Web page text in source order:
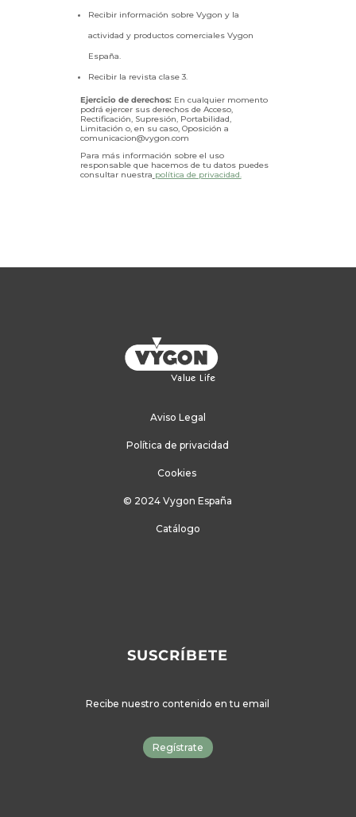
Recibir información sobre Vygon y la
actividad y productos comerciales Vygon
España.
Recibir la revista clase 3.
Ejercicio de derechos:En cualquier momento
podrá ejercer sus derechos de Acceso,
Rectificación, Supresión, Portabilidad,
Limitación o, en su caso, Oposición a
comunicacion@vygon.com
Para más información sobre el uso
responsable que hacemos de tu datos puedes
consultar nuestra política de privacidad.
Aviso Legal
Política de privacidad
Cookies
© 2024 Vygon España
Catálogo
SUSCRÍBETE
Recibe nuestro contenido en tu email
Regístrate